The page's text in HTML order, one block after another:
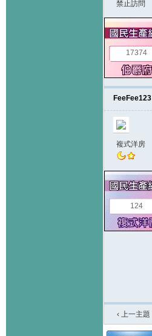
禁止訪問
17374
FeeFee123
複式洋房
124
‹ 上一主題